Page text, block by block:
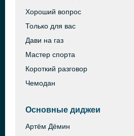
Хороший вопрос
Только для вас
Дави на газ
Мастер спорта
Короткий разговор
Чемодан
Основные диджеи
Артём Дёмин